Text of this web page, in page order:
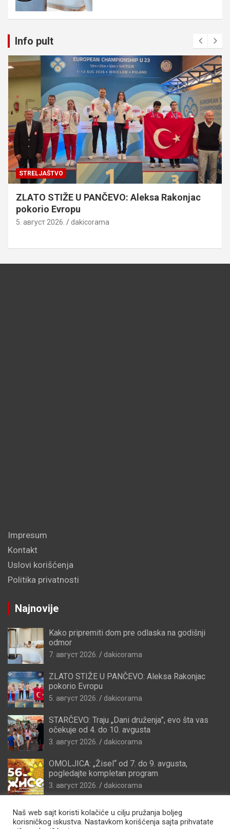
Info pult
STRELJAŠTVO
ZLATO STIŽE U PANČEVO: Aleksa Rakonjac
pokorio Evropu
5. август 2026. dakicorama
Impresum
Kontakt
Uslovi korišćenja
Politika privatnosti
Najnovije
Kako pripremiti dom pre odlaska na godišnji
odmor
7. август 2026. dakicorama
ZLATO STIŽE U PANČEVO: Aleksa Rakonjac
pokorio Evropu
5. август 2026. dakicorama
STARČEVO: Traju „Dani druženja”, evo šta vas
očekuje od 4. do 10. avgusta
3. август 2026. dakicorama
OMOLJICA: „Žisel“ od 7. do 9. avgusta,
pogledajte kompletan program
3. август 2026. dakicorama
Naš web sajt koristi kolačiće u cilju pružanja boljeg
korisničkog iskustva. Nastavkom korišćenja sajta prihvatate